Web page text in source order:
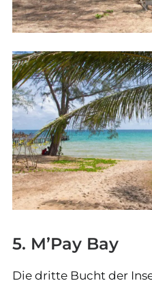
5. M’Pay Bay
Die dritte Bucht der